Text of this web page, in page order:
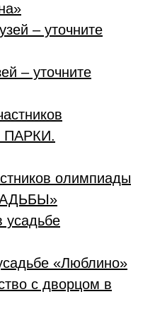
– уточните
олимпиады
«Люблино»